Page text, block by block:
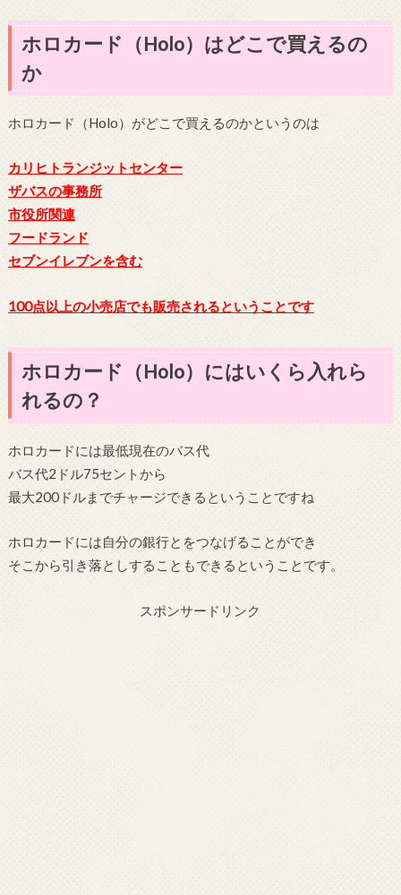
ホロカード（Holo）はどこで買えるの
か
ホロカード（Holo）がどこで買えるのかというのは
カリヒトランジットセンター
ザバスの事務所
市役所関連
フードランド
セブンイレブンを含む
100点以上の小売店でも販売されるということです
ホロカード（Holo）にはいくら入れら
れるの？
ホロカードには最低現在のバス代
バス代2ドル75セントから
最大200ドルまでチャージできるということですね
ホロカードには自分の銀行とをつなげることができ
そこから引き落としすることもできるということです。
スポンサードリンク